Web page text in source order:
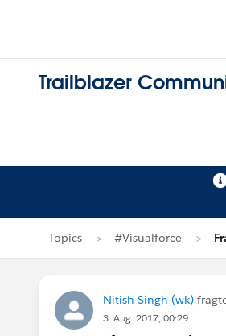
Trailblazer
Topics #Visualforce
Nitish Singh (wk)
3. Aug. 2017, 00:29